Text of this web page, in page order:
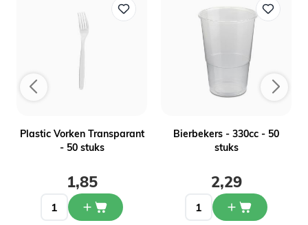
Plastic Vorken Transparant
- 50 stuks
1,85
Bierbekers - 330cc - 50
stuks
2,29